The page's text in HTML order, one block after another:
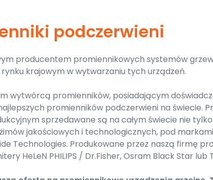
podczerwieni
producentem promiennikowych systemów
krajowym w wytwarzaniu tych urządzeń.
wytwórcą promienników, posiadającym
promienników podczerwieni na świecie.
sprzedawane są na całym świecie nie
jakościowych i technologicznych, pod
Technologies. Produkowane przez naszą firmę
HeLeN PHILIPS / Dr.Fisher, Osram Black Star lub